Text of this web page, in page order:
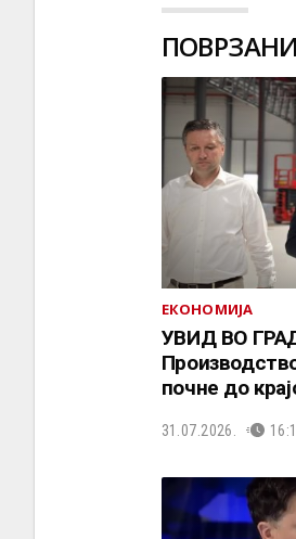
ПОВРЗАНИ
ЕКОНОМИЈА
УВИД ВО
почне до
31.07.2026.